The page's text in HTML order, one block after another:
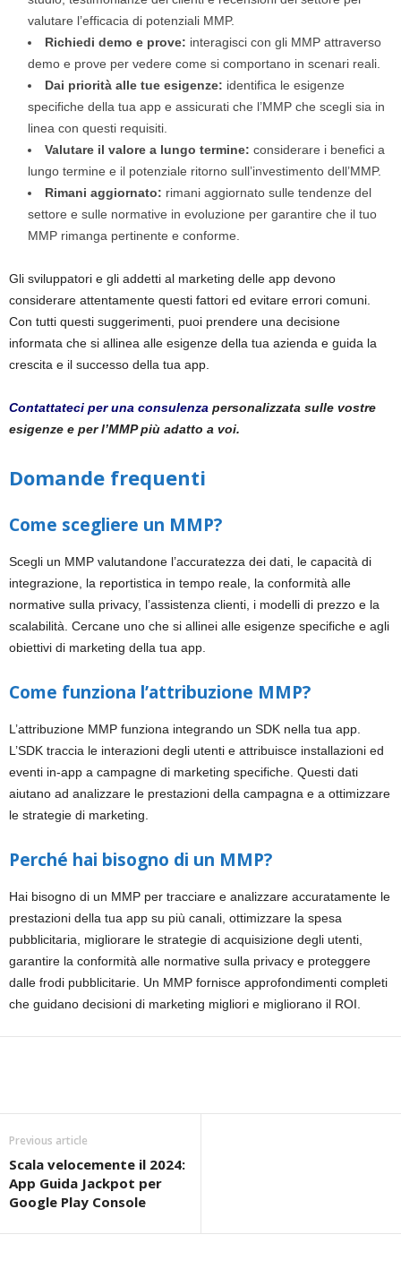
valutare l’efficacia di potenziali MMP.
Richiedi demo e prove: interagisci con gli MMP attraverso
demo e prove per vedere come si comportano in scenari reali.
Dai priorità alle tue esigenze: identifica le esigenze
specifiche della tua app e assicurati che l’MMP che scegli sia in
linea con questi requisiti.
Valutare il valore a lungo termine: considerare i benefici a
lungo termine e il potenziale ritorno sull’investimento dell’MMP.
Rimani aggiornato: rimani aggiornato sulle tendenze del
settore e sulle normative in evoluzione per garantire che il tuo
MMP rimanga pertinente e conforme.
Gli sviluppatori e gli addetti al marketing delle app devono
considerare attentamente questi fattori ed evitare errori comuni.
Con tutti questi suggerimenti, puoi prendere una decisione
informata che si allinea alle esigenze della tua azienda e guida la
crescita e il successo della tua app.
Contattateci per una consulenza personalizzata sulle vostre
esigenze e per l’MMP più adatto a voi.
Domande frequenti
Come scegliere un MMP?
Scegli un MMP valutandone l’accuratezza dei dati, le capacità di
integrazione, la reportistica in tempo reale, la conformità alle
normative sulla privacy, l’assistenza clienti, i modelli di prezzo e la
scalabilità. Cercane uno che si allinei alle esigenze specifiche e agli
obiettivi di marketing della tua app.
Come funziona l’attribuzione MMP?
L’attribuzione MMP funziona integrando un SDK nella tua app.
L’SDK traccia le interazioni degli utenti e attribuisce installazioni ed
eventi in-app a campagne di marketing specifiche. Questi dati
aiutano ad analizzare le prestazioni della campagna e a ottimizzare
le strategie di marketing.
Perché hai bisogno di un MMP?
Hai bisogno di un MMP per tracciare e analizzare accuratamente le
prestazioni della tua app su più canali, ottimizzare la spesa
pubblicitaria, migliorare le strategie di acquisizione degli utenti,
garantire la conformità alle normative sulla privacy e proteggere
dalle frodi pubblicitarie. Un MMP fornisce approfondimenti completi
che guidano decisioni di marketing migliori e migliorano il ROI.
Previous article
Scala velocemente il 2024:
App Guida Jackpot per
Google Play Console